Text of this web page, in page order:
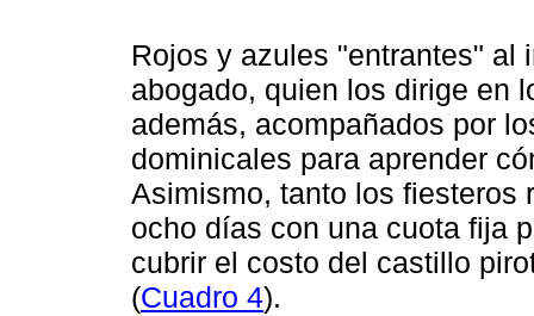
Rojos y azules "entrantes" al
abogado, quien los dirige en
además, acompañados por
dominicales para aprender
Asimismo, tanto los fiesteros
ocho días con una cuota fija
cubrir el costo del castillo
(Cuadro 4).